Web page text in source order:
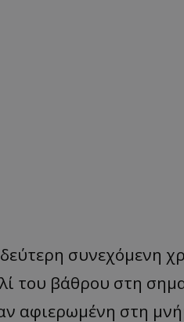
συνεχόμενη
του βάθρου στη
αφιερωμένη στη